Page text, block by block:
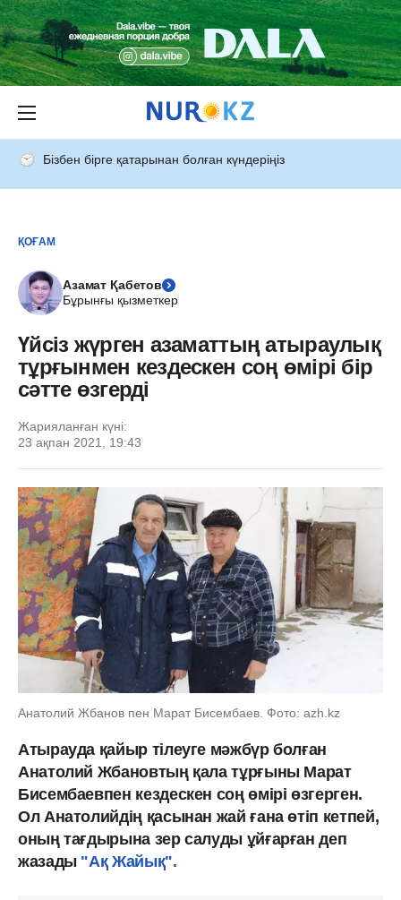
Бізбен бірге қатарынан болған күндеріңіз
ҚОҒАМ
Азамат Қабетов
Бұрынғы қызметкер
Үйсіз жүрген азаматтың атыраулық
тұрғынмен кездескен соң өмірі бір
сәтте өзгерді
Жарияланған күні:
23 ақпан 2021, 19:43
Анатолий Жбанов пен Марат Бисембаев. Фото: azh.kz
Атырауда қайыр тілеуге мәжбүр болған
Анатолий Жбановтың қала тұрғыны Марат
Бисембаевпен кездескен соң өмірі өзгерген.
Ол Анатолийдің қасынан жай ғана өтіп кетпей,
оның тағдырына зер салуды ұйғарған деп
жазады "Ақ Жайық".